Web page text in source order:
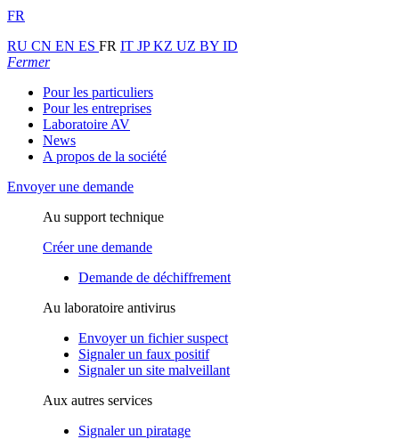
FR
RU CN EN ES FR IT JPKZ UZ BY ID
Fermer
Pour les particuliers
Pour les entreprises
Laboratoire AV
News
A propos de la société
Envoyer une demande
Au support technique
Créer une demande
Demande de déchiffrement
Au laboratoire antivirus
Envoyer un fichier suspect
Signaler un faux positif
Signaler un site malveillant
Aux autres services
Signaler un piratage